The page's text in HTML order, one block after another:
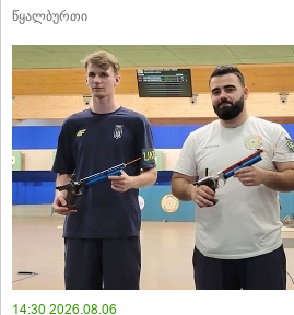
წყალბურთი
14:30 2026.08.06